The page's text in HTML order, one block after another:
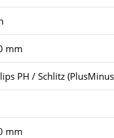
mm
PH / Schlitz
mm